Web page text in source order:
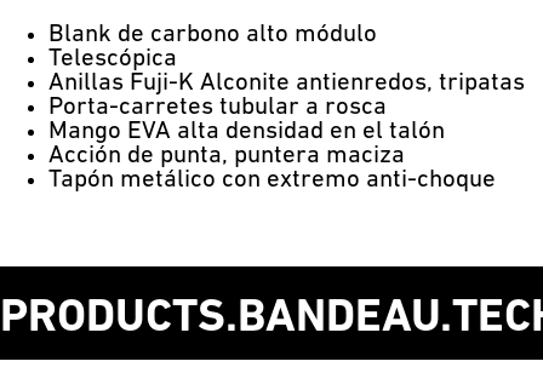
Blank de carbono alto módulo
Telescópica
Anillas Fuji-K Alconite antienredos, tripatas
Porta-carretes tubular a rosca
Mango EVA alta densidad en el talón
Acción de punta, puntera maciza
Tapón metálico con extremo anti-choque